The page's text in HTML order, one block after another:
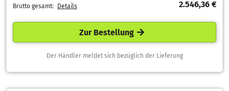
Brutto gesamt: Details 2.546,36 €
Zur Bestellung
Der Händler meldet sich bezüglich der Lieferung